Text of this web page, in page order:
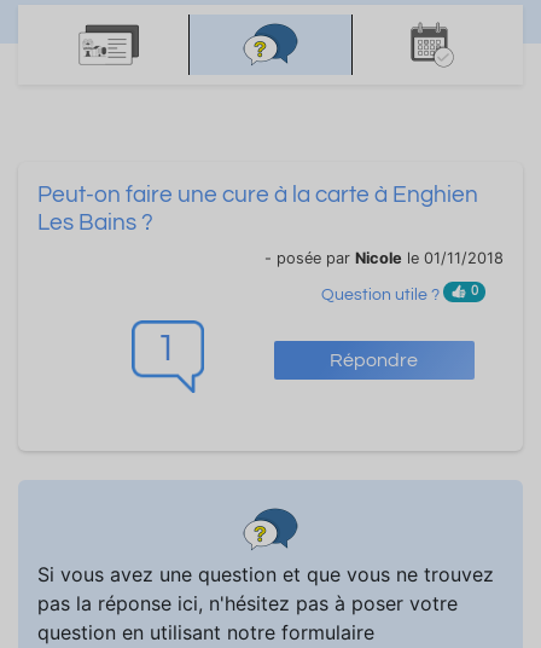
1 Répondre
Peut-on faire une cure à la carte à Enghien
Les Bains ?
- posée par Nicole le 01/11/2018
Question utile ? 0
Si vous avez une question et que vous ne trouvez
pas la réponse ici, n'hésitez pas à poser votre
question en utilisant notre formulaire